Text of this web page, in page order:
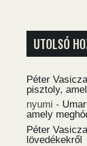
UTOLSÓ
Péter Vasicza
pisztoly,
nyumi -
amely
Péter Vasicza
lövedékekről